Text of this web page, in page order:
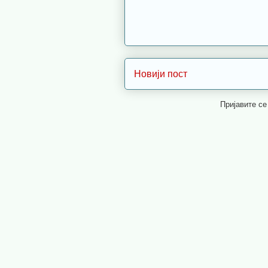
Новији пост
Пријавите